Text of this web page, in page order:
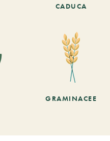
CADUCA
GRAMINACEE